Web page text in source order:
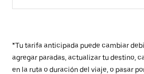
*Tu tarifa anticipada puede cambiar
agregar paradas, actualizar tu destino,
en la ruta o duración del viaje, o pasar